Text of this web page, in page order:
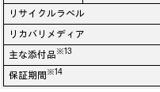
リサイクルラベル
リカバリメディア
主な添付品※13
保証期間※14